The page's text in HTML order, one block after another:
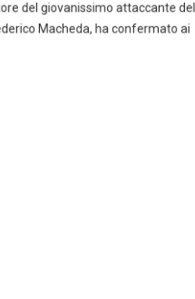
del giovanissimo attaccante del
Macheda, ha confermato ai